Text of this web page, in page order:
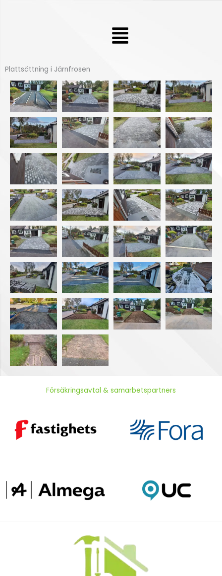
Meny
Plattsättning i Järnfrosen
Försäkringsavtal & samarbetspartners